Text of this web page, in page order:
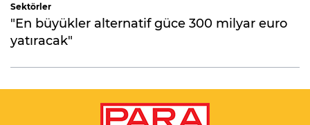
Sektörler
"En büyükler alternatif güce 300 milyar euro
yatıracak"